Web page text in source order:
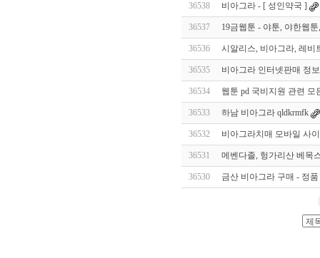
36538 비아그라 - [ 성인약국 ]
36537 19금웹툰 - 야툰, 야한웹
36536 시알리스, 비아그라, 레
36535 비아그라 인터넷판매 정
36534 웹툰 pd 국비지원 관련
36533 하남 비아그라 qldkrmfk
36532 비아그라치매 모바일 사
36531 메벤다졸, 헝가리산 베목
36530 금산 비아그라 구매 - 정